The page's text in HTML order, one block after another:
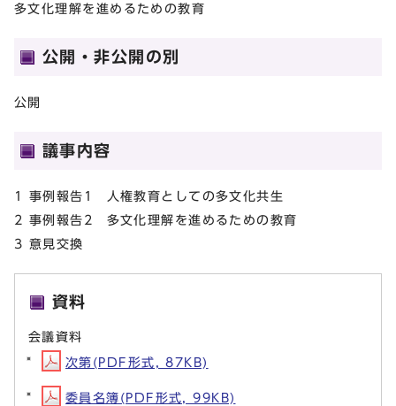
多文化理解を進めるための教育
公開・非公開の別
公開
議事内容
1 事例報告1 人権教育としての多文化共生
2 事例報告2 多文化理解を進めるための教育
3 意見交換
資料
会議資料
次第(PDF形式, 87KB)
委員名簿(PDF形式, 99KB)